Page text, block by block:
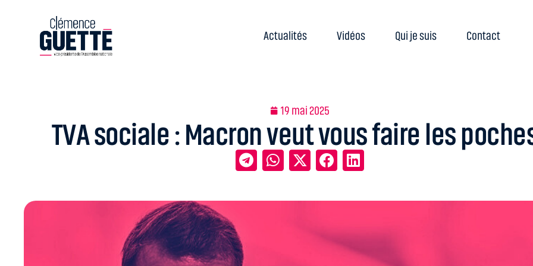
Actualités Vidéos Qui je suis Contact
19 mai 2025
TVA sociale : Macron veut vous faire les